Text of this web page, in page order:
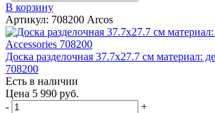
В корзину
Артикул: 708200 Arcos
Доска разделочная 37.7х27.7 см материал:
708200
Есть в наличии
Цена 5 990 руб.
-
+